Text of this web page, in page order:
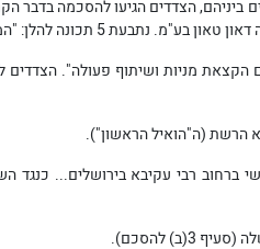
ביניהם, הצדדים הגיעו להסכמה בדבר
הקצאת מניותושיתוף פעולה". הצדדים
ברחוב רבי עקיבא בירושלים... כנגד